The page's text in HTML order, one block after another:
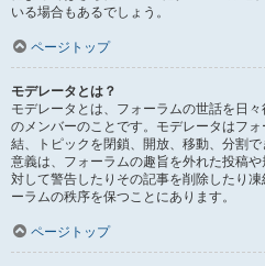
いる場合もあるでしょう。
ページトップ
モデレータとは？
モデレータとは、フォーラムの世話を日
のメンバーのことです。モデレータはフ
結、トピックを閉鎖、開放、移動、分割
意義は、フォーラムの趣旨を外れた投稿
対して警告したりその記事を削除したり
ーラムの秩序を保つことにあります。
ページトップ